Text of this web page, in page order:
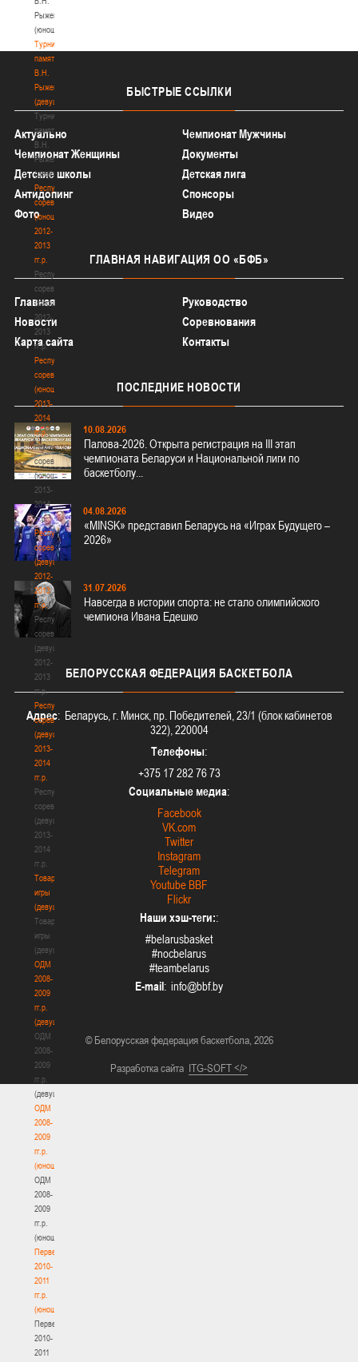
Рыженкова
(юноши)
Турнир
памяти
В.Н.
Рыженкова
(девушки)
Турнир
памяти
В.Н.
Рыженкова
(девушки)
Республиканские
соревнования
(юноши)
2012-
2013
гг.р.
Республиканские
соревнования
(юноши)
2012-
2013
гг.р.
Республиканские
соревнования
(юноши)
2013-
2014
гг.р.
Республиканские
соревнования
(юноши)
2013-
2014
гг.р.
Республиканские
соревнования
(девушки)
2012-
2013
гг.р.
Республиканские
соревнования
(девушки)
2012-
2013
гг.р.
Республиканские
соревнования
(девушки)
2013-
2014
гг.р.
Республиканские
соревнования
(девушки)
2013-
2014
гг.р.
Товарищеские
игры
(девушки)
Товарищеские
игры
(девушки)
ОДМ
2008-
2009
гг.р.
(девушки)
ОДМ
2008-
2009
гг.р.
(девушки)
ОДМ
2008-
2009
гг.р.
(юноши)
ОДМ
2008-
2009
гг.р.
(юноши)
Первенство
2010-
2011
гг.р.
(юноши)
Первенство
2010-
2011
БЫСТРЫЕ ССЫЛКИ
Актуально
Чемпионат Мужчины
Чемпионат Женщины
Документы
Детские школы
Детская лига
Антидопинг
Спонсоры
Фото
Видео
ГЛАВНАЯ НАВИГАЦИЯ ОО «БФБ»
Главная
Руководство
Новости
Соревнования
Карта сайта
Контакты
ПОСЛЕДНИЕ НОВОСТИ
10.08.2026
Палова-2026. Открыта регистрация на III этап
чемпионата Беларуси и Национальной лиги по
баскетболу...
04.08.2026
«MINSK» представил Беларусь на «Играх Будущего –
2026»
31.07.2026
Навсегда в истории спорта: не стало олимпийского
чемпиона Ивана Едешко
БЕЛОРУССКАЯ ФЕДЕРАЦИЯ БАСКЕТБОЛА
Адрес: Беларусь, г. Минск, пр. Победителей, 23/1 (блок кабинетов
322), 220004
Телефоны:
+375 17 282 76 73
Социальные медиа:
Facebook
VK.com
Twitter
Instagram
Telegram
Youtube BBF
Flickr
Наши хэш-теги::
#belarusbasket
#nocbelarus
#teambelarus
E-mail:
© Белорусская федерация баскетбола, 2026
Разработка сайта ITG-SOFT </>